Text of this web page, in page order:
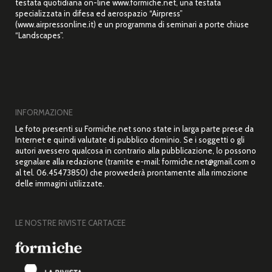
testata quotidiana on-line www.formiche.net, una testata
specializzata in difesa ed aerospazio “Airpress”
(www.airpressonline.it) e un programma di seminari a porte chiuse
“Landscapes”.
INFORMAZIONE
Le foto presenti su Formiche.net sono state in larga parte prese da
Internet e quindi valutate di pubblico dominio. Se i soggetti o gli
autori avessero qualcosa in contrario alla pubblicazione, lo possono
segnalare alla redazione (tramite e-mail: formiche.net@gmail.com o
al tel. 06.45473850) che provvederà prontamente alla rimozione
delle immagini utilizzate.
LE NOSTRE RIVISTE CARTACEE